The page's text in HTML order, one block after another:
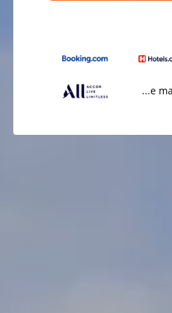
...e